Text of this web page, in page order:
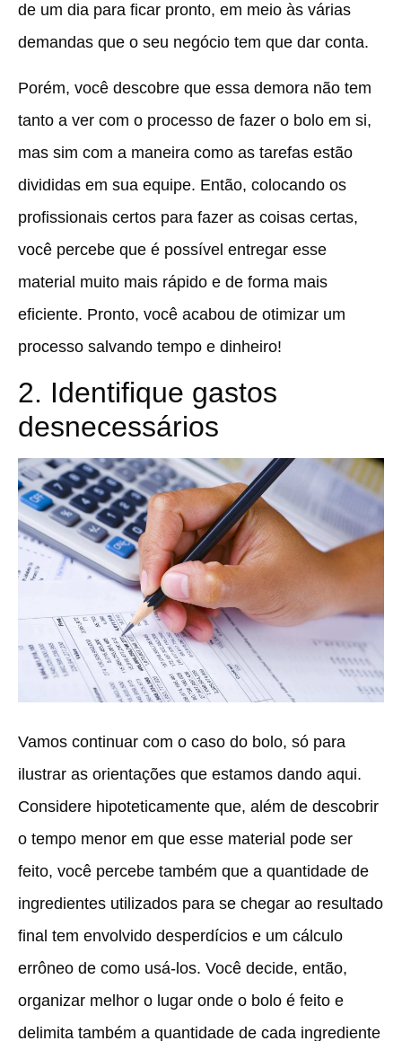
de um dia para ficar pronto, em meio às várias
demandas que o seu negócio tem que dar conta.
Porém, você descobre que essa demora não tem
tanto a ver com o processo de fazer o bolo em si,
mas sim com a maneira como as tarefas estão
divididas em sua equipe. Então, colocando os
profissionais certos para fazer as coisas certas,
você percebe que é possível entregar esse
material muito mais rápido e de forma mais
eficiente. Pronto, você acabou de otimizar um
processo salvando tempo e dinheiro!
2. Identifique gastos
desnecessários
Vamos continuar com o caso do bolo, só para
ilustrar as orientações que estamos dando aqui.
Considere hipoteticamente que, além de descobrir
o tempo menor em que esse material pode ser
feito, você percebe também que a quantidade de
ingredientes utilizados para se chegar ao resultado
final tem envolvido desperdícios e um cálculo
errôneo de como usá-los. Você decide, então,
organizar melhor o lugar onde o bolo é feito e
delimita também a quantidade de cada ingrediente